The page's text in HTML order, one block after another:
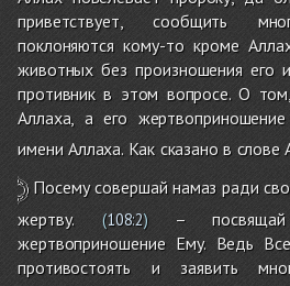
приветствует, сообщить
поклоняются кому-то кроме
животных без произношения
противник в этом вопросе. О
Аллаха, а его
имени Аллаха. Как сказано в слове
﴿Посему совершай намаз ради
жертву. (108:2) –
жертвоприношение Ему. Ведь
противостоять и заявить